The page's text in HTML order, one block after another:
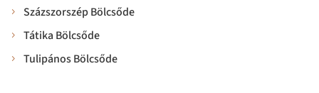
Százszorszép Bölcsőde
Tátika Bölcsőde
Tulipános Bölcsőde